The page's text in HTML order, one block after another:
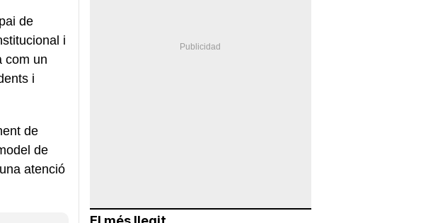
de
i
com un
i
de
de
atenció